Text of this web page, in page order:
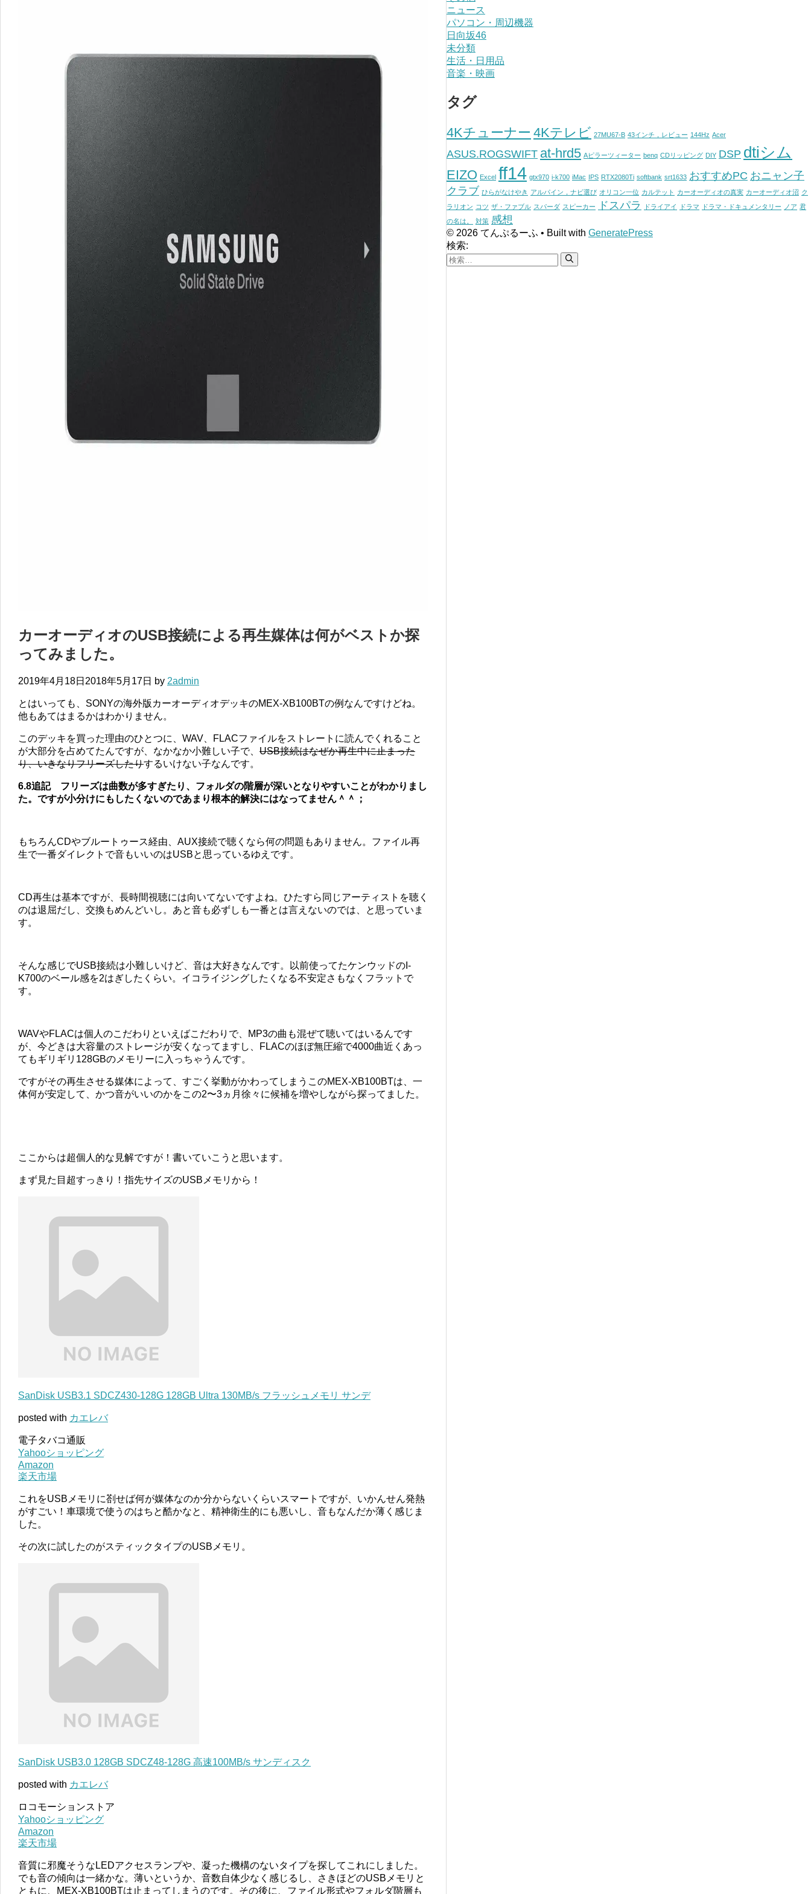
カーオーディオのUSB接続による再生媒体は何がベストか探
ってみました。
2019年4月18日 2018年5月17日 by 2admin
とはいっても、SONYの海外版カーオーディオデッキのMEX-XB100BTの例なんですけどね。
他もあてはまるかはわかりません。
このデッキを買った理由のひとつに、WAV、FLACファイルをストレートに読んでくれること
が大部分を占めてたんですが、なかなか小難しい子で、 USB接続はなぜか再生中に止まった
り、いきなりフリーズしたりするいけない子なんです。
6.8追記 フリーズは曲数が多すぎたり、フォルダの階層が深いとなりやすいことがわかりまし
た。ですが小分けにもしたくないのであまり根本的解決にはなってません＾＾；
もちろんCDやブルートゥース経由、AUX接続で聴くなら何の問題もありません。ファイル再
生で一番ダイレクトで音もいいのはUSBと思っているゆえです。
CD再生は基本ですが、長時間視聴には向いてないですよね。ひたすら同じアーティストを聴く
のは退屈だし、交換もめんどいし。あと音も必ずしも一番とは言えないのでは、と思っていま
す。
そんな感じでUSB接続は小難しいけど、音は大好きなんです。以前使ってたケンウッドのI-
K700のベール感を2はぎしたくらい。イコライジングしたくなる不安定さもなくフラットで
す。
WAVやFLACは個人のこだわりといえばこだわりで、MP3の曲も混ぜて聴いてはいるんです
が、今どきは大容量のストレージが安くなってますし、FLACのほぼ無圧縮で4000曲近くあっ
てもギリギリ128GBのメモリーに入っちゃうんです。
ですがその再生させる媒体によって、すごく挙動がかわってしまうこのMEX-XB100BTは、一
体何が安定して、かつ音がいいのかをこの2〜3ヵ月徐々に候補を増やしながら探ってました。
ここからは超個人的な見解ですが！書いていこうと思います。
まず見た目超すっきり！指先サイズのUSBメモリから！
SanDisk USB3.1 SDCZ430-128G 128GB Ultra 130MB/s フラッシュメモリ サンデ
posted with カエレバ
電子タバコ通販
Yahooショッピング
Amazon
楽天市場
これをUSBメモリに剳せば何が媒体なのか分からないくらいスマートですが、いかんせん発熱
がすごい！車環境で使うのはちと酷かなと、精神衛生的にも悪いし、音もなんだか薄く感じま
した。
その次に試したのがスティックタイプのUSBメモリ。
SanDisk USB3.0 128GB SDCZ48-128G 高速100MB/s サンディスク
posted with カエレバ
ロコモーションストア
Yahooショッピング
Amazon
楽天市場
音質に邪魔そうなLEDアクセスランプや、凝った機構のないタイプを探してこれにしました。
でも音の傾向は一緒かな。薄いというか、音数自体少なく感じるし、さきほどのUSBメモリと
ともに、MEX-XB100BTは止まってしまうのです。その後に、ファイル形式やフォルダ階層も
ニュース
パソコン・周辺機器
日向坂46
未分類
生活・日用品
音楽・映画
タグ
4Kチューナー 4Kテレビ 27MU67-B 43インチ，レビュー 144Hz Acer
ASUS.ROGSWIFT at-hrd5 Aピラーツィーター benq CDリッピング DIY DSP dtiシム
EIZO Excel ff14 gtx970 i-k700 iMac IPS RTX2080Ti softbank srt1633 おすすめPC おニャン子
クラブ ひらがなけやき アルパイン，ナビ選び オリコン一位 カルテット カーオーディオの真実 カーオーディオ沼 ク
ラリオン コツ ザ・ファブル スパーダ スピーカー ドスパラ ドライアイ ドラマ ドラマ・ドキュメンタリー ノア 君
の名は。
対策 感想
© 2026 てんぷるーふ • Built with GeneratePress
検索: